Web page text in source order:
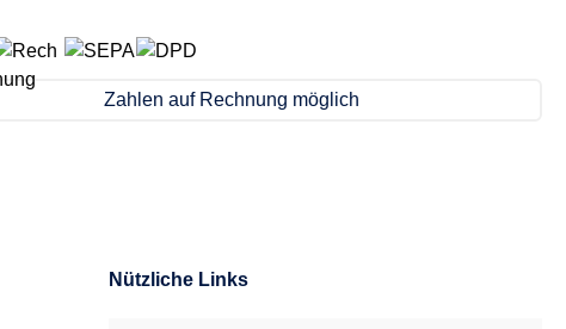
Zahlen auf Rechnung möglich
Nützliche Links